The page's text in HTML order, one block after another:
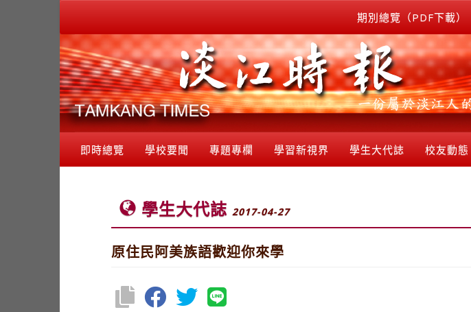
期別總覽（PDF下載）
即時總覽 學校要聞 專題專欄 學習新視界 學生大代誌 校友動態
學生大代誌 2017-04-27
原住民阿美族語歡迎你來學